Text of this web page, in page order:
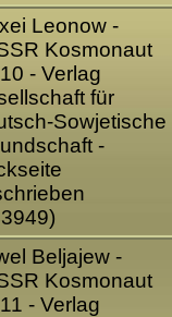
Leonow -
Kosmonaut
- Verlag
für
Sowjetische
-
Beljajew -
Kosmonaut
- Verlag